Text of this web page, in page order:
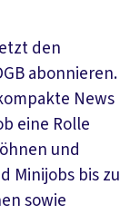
den
abonnieren.
News
eine Rolle
und
Minijobs bis zu
sowie